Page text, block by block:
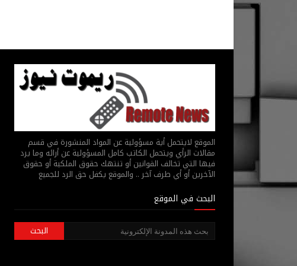
الموقع لايتحمل أية مسؤولية عن المواد المنشورة في قسم
مقالات الرأي ويتحمل الكاتب كامل المسؤولية عن أرائه وما يرد
فيها التي تخالف القوانين أو تنتهك حقوق الملكية أو حقوق
الآخرين أو أي طرف آخر .. والموقع يكفل حق الرد للجميع
البحث في الموقع